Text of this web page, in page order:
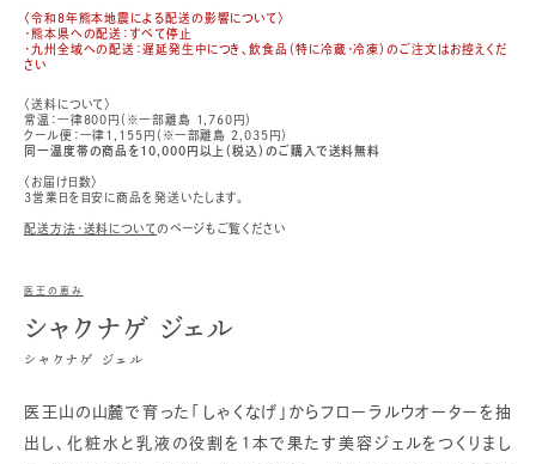
〈令和8年熊本地震による配送の影響について〉
・熊本県への配送：すべて停止
・九州全域への配送：遅延発生中につき、飲食品（特に冷蔵・冷凍）のご注文はお控えくだ
さい
〈送料について〉
常温：一律800円（※一部離島 1,760円）
クール便：一律1,155円（※一部離島 2,035円）
同一温度帯の商品を10,000円以上（税込）のご購入で送料無料
〈お届け日数〉
3営業日を目安に商品を発送いたします。
配送方法・送料についてのページもご覧ください
医王の恵み
シャクナゲ ジェル
シャクナゲ ジェル
医王山の山麓で育った「しゃくなげ」からフローラルウオーターを抽
出し、化粧水と乳液の役割を１本で果たす美容ジェルをつくりまし